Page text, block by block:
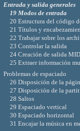
Entrada y salida generales
19 Modos de entrada
20 Estructura del código
21 Títulos y
22 Trabajar sobre los
23 Controlar la salida
24 Creación de salida
25 Extraer información
Problemas de espaciado
26 Disposición de la
27 Disposición de la
28 Saltos
29 Espaciado vertical
30 Espaciado horizontal
31 Encajar la música en